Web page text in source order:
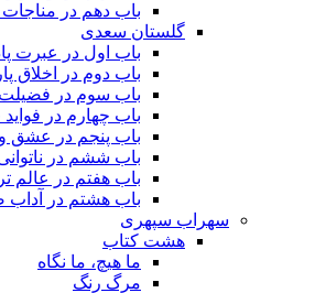
باب دهم در
گلستان سعدی
باب اول در عبرت
باب دوم در اخلاق
باب سوم در
باب چهارم در
باب پنجم در عشق
باب ششم در
باب هفتم در عالم
باب هشتم در
سهراب سپهری
هشت کتاب
ما هیچ، ما نگاه
مرگ رنگ